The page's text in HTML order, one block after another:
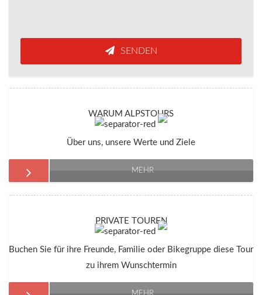
SENDEN
WARUM ALPSTOURS
Über uns, unsere Werte und Ziele
MEHR
PRIVATE TOUREN
Buchen Sie für ihre Freunde, Familie oder Bikegruppe diese Tour
zu ihrem Wunschtermin
MEHR